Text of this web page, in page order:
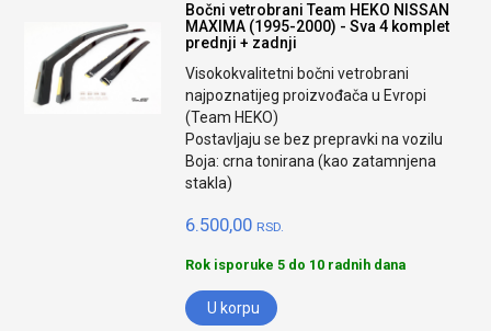
Bočni vetrobrani Team HEKO NISSAN
MAXIMA (1995-2000) - Sva 4 komplet
prednji + zadnji
Visokokvalitetni bočni vetrobrani
najpoznatijeg proizvođača u Evropi
(Team HEKO)
Postavljaju se bez prepravki na vozilu
Boja: crna tonirana (kao zatamnjena
stakla)
6.500,00 RSD.
Rok isporuke 5 do 10 radnih dana
U korpu